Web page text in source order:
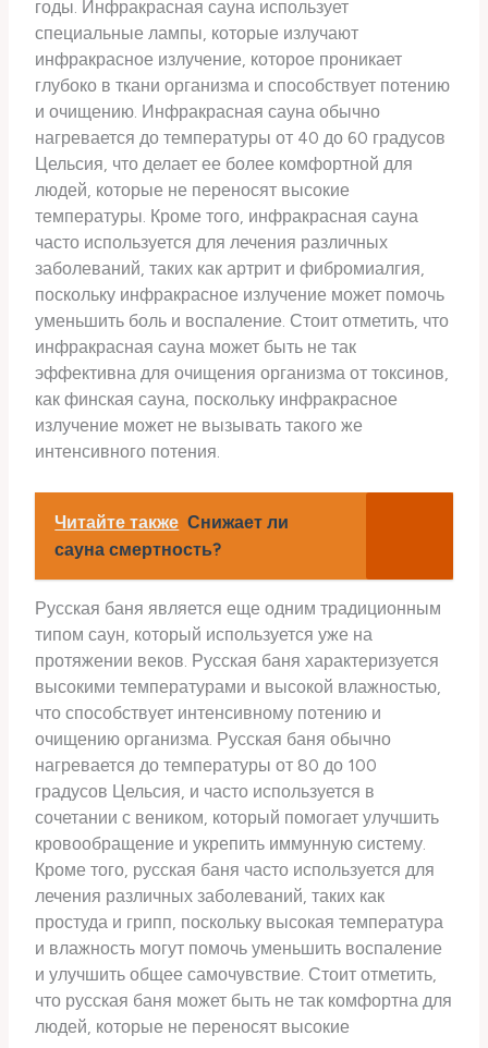
годы. Инфракрасная сауна использует
специальные лампы, которые излучают
инфракрасное излучение, которое проникает
глубоко в ткани организма и способствует потению
и очищению. Инфракрасная сауна обычно
нагревается до температуры от 40 до 60 градусов
Цельсия, что делает ее более комфортной для
людей, которые не переносят высокие
температуры. Кроме того, инфракрасная сауна
часто используется для лечения различных
заболеваний, таких как артрит и фибромиалгия,
поскольку инфракрасное излучение может помочь
уменьшить боль и воспаление. Стоит отметить, что
инфракрасная сауна может быть не так
эффективна для очищения организма от токсинов,
как финская сауна, поскольку инфракрасное
излучение может не вызывать такого же
интенсивного потения.
Читайте также Снижает ли
сауна смертность?
Русская баня является еще одним традиционным
типом саун, который используется уже на
протяжении веков. Русская баня характеризуется
высокими температурами и высокой влажностью,
что способствует интенсивному потению и
очищению организма. Русская баня обычно
нагревается до температуры от 80 до 100
градусов Цельсия, и часто используется в
сочетании с веником, который помогает улучшить
кровообращение и укрепить иммунную систему.
Кроме того, русская баня часто используется для
лечения различных заболеваний, таких как
простуда и грипп, поскольку высокая температура
и влажность могут помочь уменьшить воспаление
и улучшить общее самочувствие. Стоит отметить,
что русская баня может быть не так комфортна для
людей, которые не переносят высокие